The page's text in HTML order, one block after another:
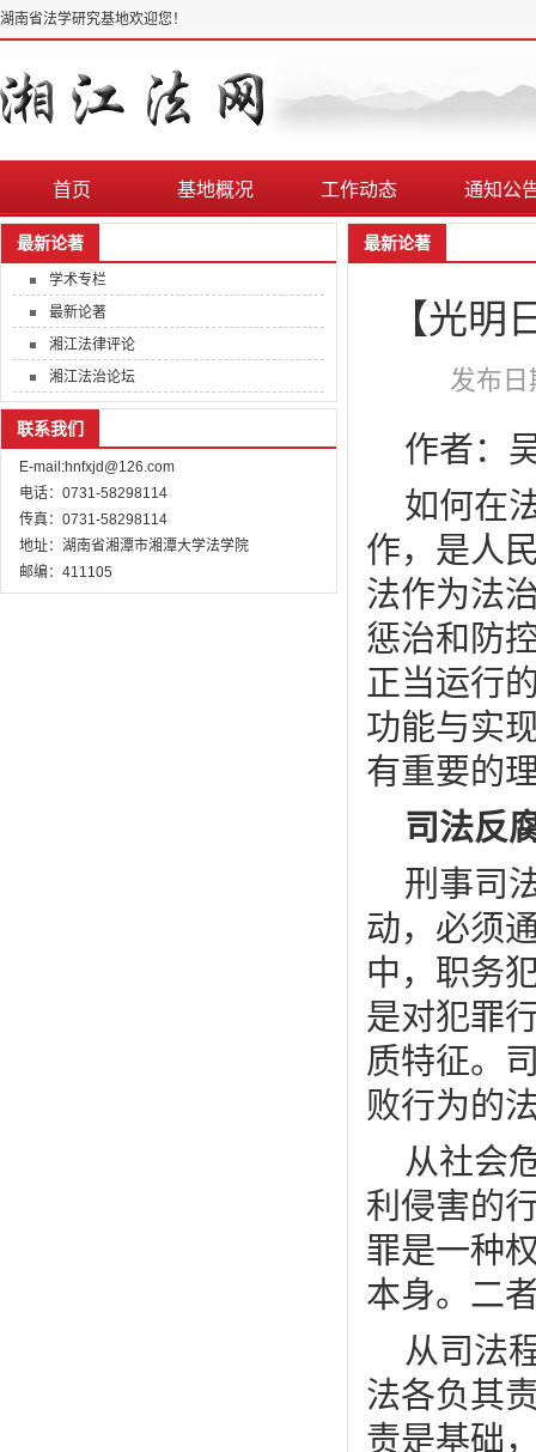
湖南省法学研究基地欢迎您！
首页 基地概况 工作动态 通知公
最新论著
学术专栏
最新论著
湘江法律评论
湘江法治论坛
联系我们
E-mail:hnfxjd@126.com
电话：0731-58298114
传真：0731-58298114
地址：湖南省湘潭市湘潭大学法学院
邮编：411105
最新论著
【光
发布日
作者：
如何在
作，是人
法作为法
惩治和防
正当运行
功能与实
有重要的
司法反
刑事司
动，必须
中，职务
是对犯罪
质特征。
败行为的
从社会
利侵害的
罪是一种
本身。二
从司法
法各负其
责是基础